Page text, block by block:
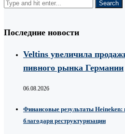
Последние новости
Veltins увеличила
пивного рынка Германии
06.08.2026
Финансовые результаты
благодаря реструктуризации